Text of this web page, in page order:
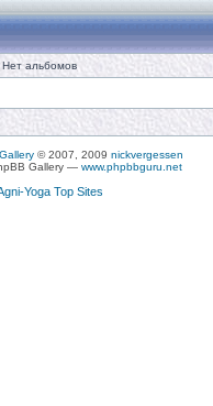
Нет альбомов
© 2007, 2009 nickvergessen
Gallery — www.phpbbguru.net